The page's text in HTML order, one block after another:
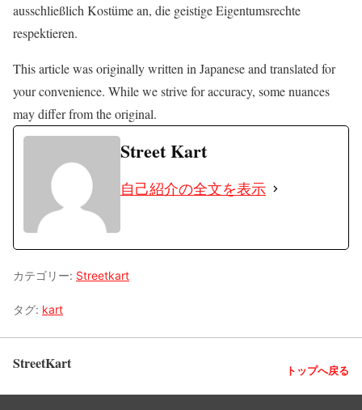
ausschließlich Kostüme an, die geistige Eigentumsrechte
respektieren.
This article was originally written in Japanese and translated for
your convenience. While we strive for accuracy, some nuances
may differ from the original.
Street Kart
自己紹介の全文を表示
カテゴリー: Streetkart
タグ: kart
StreetKart トップへ戻る